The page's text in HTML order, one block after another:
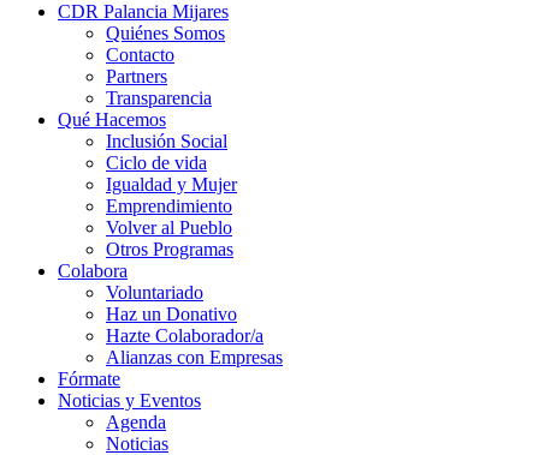
CDR Palancia Mijares
Quiénes Somos
Contacto
Partners
Transparencia
Qué Hacemos
Inclusión Social
Ciclo de vida
Igualdad y Mujer
Emprendimiento
Volver al Pueblo
Otros Programas
Colabora
Voluntariado
Haz un Donativo
Hazte Colaborador/a
Alianzas con Empresas
Fórmate
Noticias y Eventos
Agenda
Noticias